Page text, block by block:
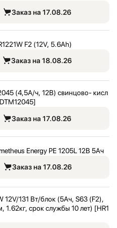
Заказ на 17.08.26
F2 (12V, 5.6Ah)
Заказ на 18.08.26
(4,5А/ч, 12В) свинцово- кисл
Заказ на 17.08.26
Energy PE 1205L 12В 5Ач
Заказ на 17.08.26
12V/131 Вт/блок (5Ач, S63 (F2),
срок службы 10 лет) [HR1